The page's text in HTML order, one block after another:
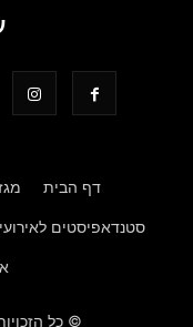
דף הבית
סטנדאפיסטים
© כל